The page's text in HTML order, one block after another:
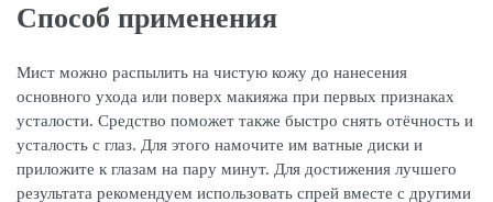
Способ применения
Мист можно распылить на чистую кожу до нанесения
основного ухода или поверх макияжа при первых признаках
усталости. Средство поможет также быстро снять отёчность и
усталость с глаз. Для этого намочите им ватные диски и
приложите к глазам на пару минут. Для достижения лучшего
результата рекомендуем использовать спрей вместе с другими